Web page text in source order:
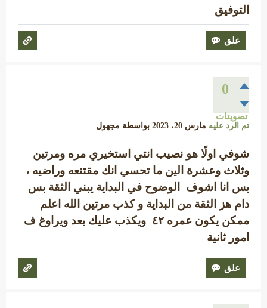
التوفيق
0
تصويتات
تم الرد عليه مارس 20، 2023 بواسطة مجهول
شوفي اولًا هو نصيب انتي استخيري مره ومرتين
وثلاث وعشرة الين ما تحسي انك مقتنعه وراضيه ،
بس انا اشوف الوضوح في البداية يبني الثقة بس
دام هز الثقة من البداية و كذب مرتين الله اعلم
ممكن يكون عمره ٤٢ ويكذب عليك بعد ويراوغ ف
امور ثانية